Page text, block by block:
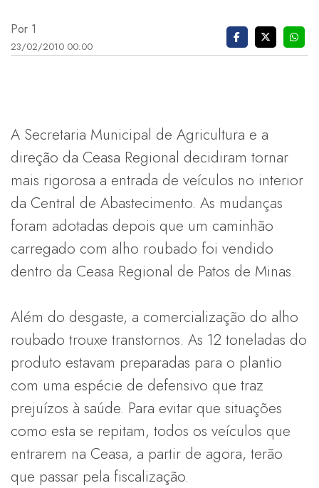
Por 1
23/02/2010 00:00
A Secretaria Municipal de Agricultura e a
direção da Ceasa Regional decidiram tornar
mais rigorosa a entrada de veículos no interior
da Central de Abastecimento. As mudanças
foram adotadas depois que um caminhão
carregado com alho roubado foi vendido
dentro da Ceasa Regional de Patos de Minas.
Além do desgaste, a comercialização do alho
roubado trouxe transtornos. As 12 toneladas do
produto estavam preparadas para o plantio
com uma espécie de defensivo que traz
prejuízos à saúde. Para evitar que situações
como esta se repitam, todos os veículos que
entrarem na Ceasa, a partir de agora, terão
que passar pela fiscalização.